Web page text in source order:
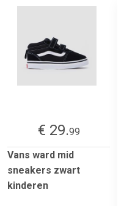
€ 29.99
Vans ward mid
sneakers zwart
kinderen